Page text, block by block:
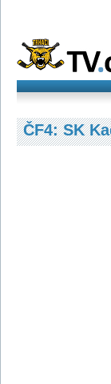
ČF4: SK